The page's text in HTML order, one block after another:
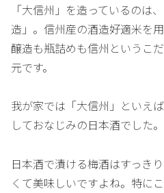
「大信州」を造っているのは
造」。信州産の酒造好適米を
醸造も瓶詰めも信州というこ
元です。
我が家では「大信州」といえ
しておなじみの日本酒でした。
日本酒で漬ける梅酒はすっき
くて美味しいですよね。特に